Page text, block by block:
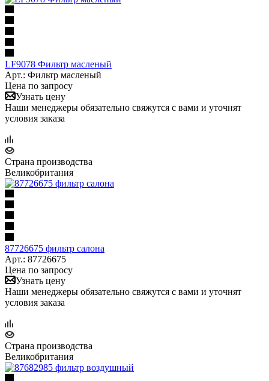
LF9078 Фильтр масленый
Арт.: Фильтр масленый
Цена по запросу
Узнать цену
Наши менеджеры обязательно свяжутся с вами и уточнят
условия заказа
Страна производства
Великобритания
87726675 фильтр салона
Арт.: 87726675
Цена по запросу
Узнать цену
Наши менеджеры обязательно свяжутся с вами и уточнят
условия заказа
Страна производства
Великобритания